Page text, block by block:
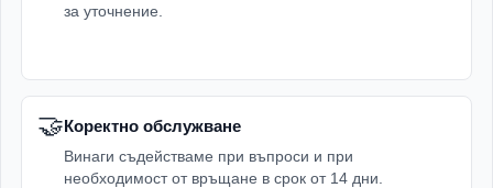
за уточнение.
🤝Коректно обслужване
Винаги съдействаме при въпроси и при
необходимост от връщане в срок от 14 дни.